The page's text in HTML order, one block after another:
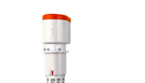
€14.99.